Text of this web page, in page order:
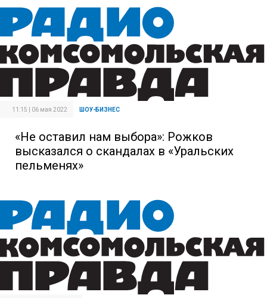
11:15 | 06 мая 2022 ШОУ-БИЗНЕС
«Не оставил нам выбора»: Рожков
высказался о скандалах в «Уральских
пельменях»